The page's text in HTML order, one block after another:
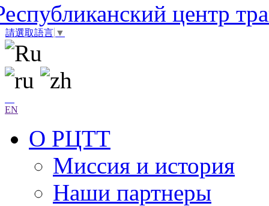
центр
請選取語言 ▼
EN
О РЦТТ
Миссия и история
Наши партнеры